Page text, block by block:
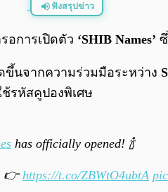
ฟังสรุปข่าว
อการเปิดตัว ‘SHIB Names’
ขึ้นจากความร่วมมือระหว่าง
รหัสคูปองพิเศษ
has officially opened! 🍾
👉https://t.co/ZBWtO4ubtA